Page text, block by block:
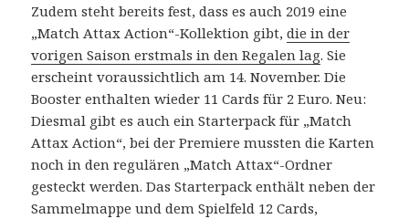
Zudem steht bereits fest, dass es auch 2019 eine
„Match Attax Action“-Kollektion gibt,die in der
vorigen Saison erstmals in den Regalen lag. Sie
erscheint voraussichtlich am 14. November. Die
Booster enthalten wieder 11 Cards für 2 Euro. Neu:
Diesmal gibt es auch ein Starterpack für „Match
Attax Action“, bei der Premiere mussten die Karten
noch in den regulären „Match Attax“-Ordner
gesteckt werden. Das Starterpack enthält neben der
Sammelmappe und dem Spielfeld 12 Cards,